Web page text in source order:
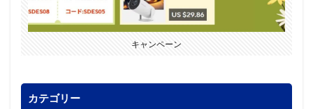
キャンペーン
カテゴリー